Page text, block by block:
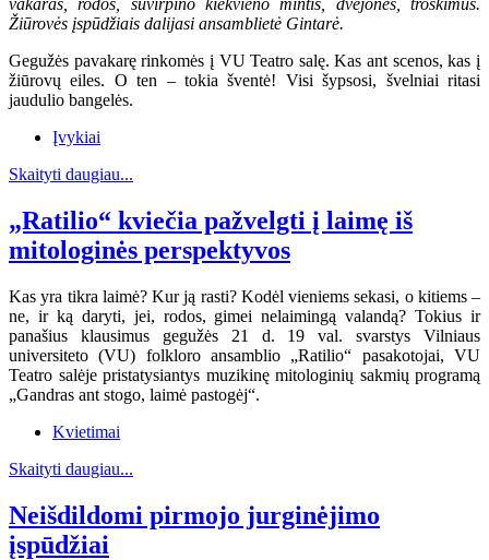
vakaras, rodos, suvirpino kiekvieno mintis, dvejones, troškimus.
Žiūrovės įspūdžiais dalijasi ansamblietė Gintarė.
Gegužės pavakarę rinkomės į VU Teatro salę. Kas ant scenos, kas į
žiūrovų eiles. O ten – tokia šventė! Visi šypsosi, švelniai ritasi
jaudulio bangelės.
Įvykiai
Skaityti daugiau...
„Ratilio“ kviečia pažvelgti į laimę iš
mitologinės perspektyvos
Kas yra tikra laimė? Kur ją rasti? Kodėl vieniems sekasi, o kitiems –
ne, ir ką daryti, jei, rodos, gimei nelaimingą valandą? Tokius ir
panašius klausimus gegužės 21 d. 19 val. svarstys Vilniaus
universiteto (VU) folkloro ansamblio „Ratilio“ pasakotojai, VU
Teatro salėje pristatysiantys muzikinę mitologinių sakmių programą
„Gandras ant stogo, laimė pastogėj“.
Kvietimai
Skaityti daugiau...
Neišdildomi pirmojo jurginėjimo
įspūdžiai